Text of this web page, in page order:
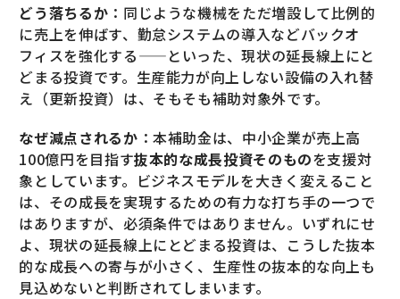
どう落ちるか ：同じような機械をただ増設して比例的
に売上を伸ばす、勤怠システムの導入などバックオ
フィスを強化する——といった、現状の延長線上にと
どまる投資です。生産能力が向上しない設備の入れ替
え（更新投資）は、そもそも補助対象外です。
なぜ減点されるか ：本補助金は、中小企業が売上高
100億円を目指す抜本的な成長投資そのものを支援対
象としています。ビジネスモデルを大きく変えること
は、その成長を実現するための有力な打ち手の一つで
はありますが、必須条件ではありません。いずれにせ
よ、現状の延長線上にとどまる投資は、こうした抜本
的な成長への寄与が小さく、生産性の抜本的な向上も
見込めないと判断されてしまいます。